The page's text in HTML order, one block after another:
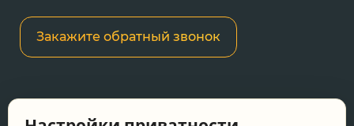
Закажите обратный звонок